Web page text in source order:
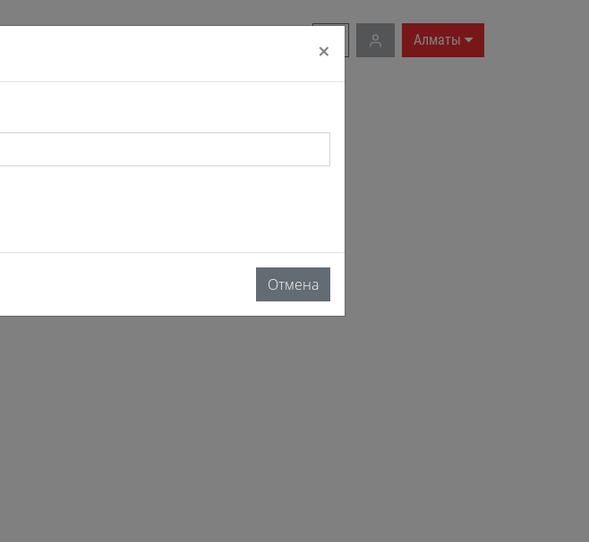
Алматы
×
Отмена